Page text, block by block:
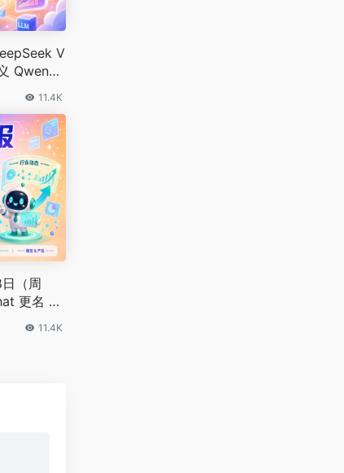
V
Qwen3.
11.4K
（周
更名 Vi
值融资
11.4K